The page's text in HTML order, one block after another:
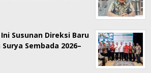
Susunan Direksi Baru
Sembada 2026–